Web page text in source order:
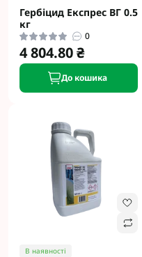
Гербіцид Експрес ВГ 0.5
кг
0
4 804.80 ₴
До кошика
В наявності